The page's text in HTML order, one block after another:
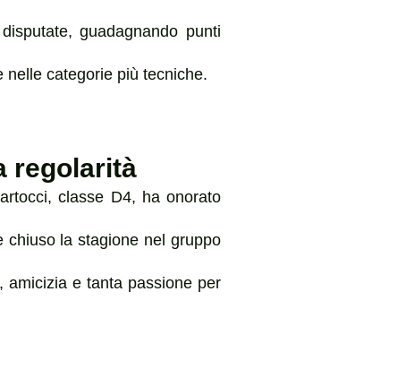
guadagnando punti
categorie più tecniche.
regolarità
classe D4, ha onorato
chiuso la stagione nel gruppo
amicizia e tanta passione per